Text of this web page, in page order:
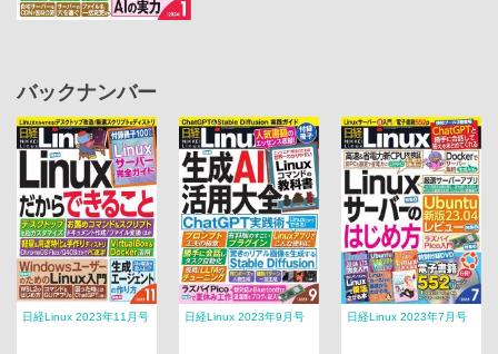
バックナンバー
日経Linux 2023年11月号 日経Linux 2023年9月号 日経Linux 2023年7月号